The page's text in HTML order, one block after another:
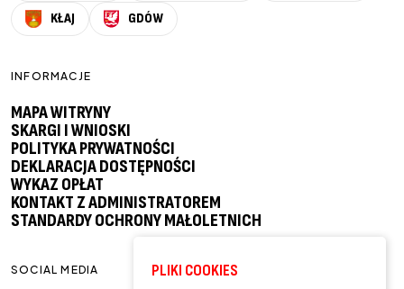
KŁAJ
GDÓW
INFORMACJE
MAPA WITRYNY
SKARGI I WNIOSKI
POLITYKA PRYWATNOŚCI
DEKLARACJA DOSTĘPNOŚCI
WYKAZ OPŁAT
KONTAKT Z ADMINISTRATOREM
STANDARDY OCHRONY MAŁOLETNICH
SOCIAL MEDIA PLIKI COOKIES